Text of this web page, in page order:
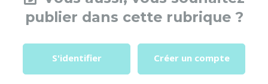
publier dans cette rubrique ?
S'identifier Créer un compte